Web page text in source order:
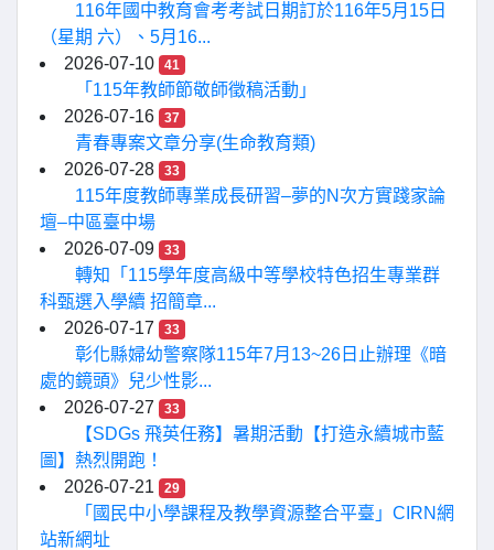
116年國中教育會考考試日期訂於116年5月15日
（星期 六）、5月16...
2026-07-10
41
「115年教師節敬師徵稿活動」
2026-07-16
37
青春專案文章分享(生命教育類)
2026-07-28
33
115年度教師專業成長研習–夢的N次方實踐家論
壇–中區臺中場
2026-07-09
33
轉知「115學年度高級中等學校特色招生專業群
科甄選入學續 招簡章...
2026-07-17
33
彰化縣婦幼警察隊115年7月13~26日止辦理《暗
處的鏡頭》兒少性影...
2026-07-27
33
【SDGs 飛英任務】暑期活動【打造永續城市藍
圖】熱烈開跑！
2026-07-21
29
「國民中小學課程及教學資源整合平臺」CIRN網
站新網址